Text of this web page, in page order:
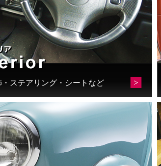
品
ー
ジ
選
択
で
ま
す
・ステアリング・シートなど